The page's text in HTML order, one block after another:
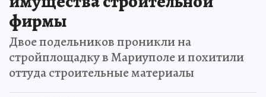
фирмы
Двое подельников проникли на
стройплощадку в Мариуполе и похитили
оттуда строительные материалы